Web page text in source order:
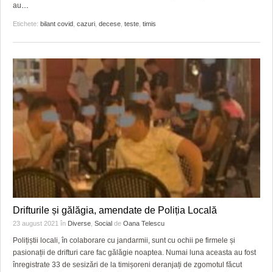
au
Etichete: bilant covid cazuri decese teste timis
Drifturile și gălăgia, amendate de Poliția Locală
23 august 2021 în Diverse Social de Oana Telescu
Polițiștii locali, în colaborare cu jandarmii, sunt cu ochii pe firmele și
pasionații de drifturi care fac gălăgie noaptea. Numai luna aceasta au fost
înregistrate 33 de sesizări de la timișoreni deranjați de zgomotul făcut